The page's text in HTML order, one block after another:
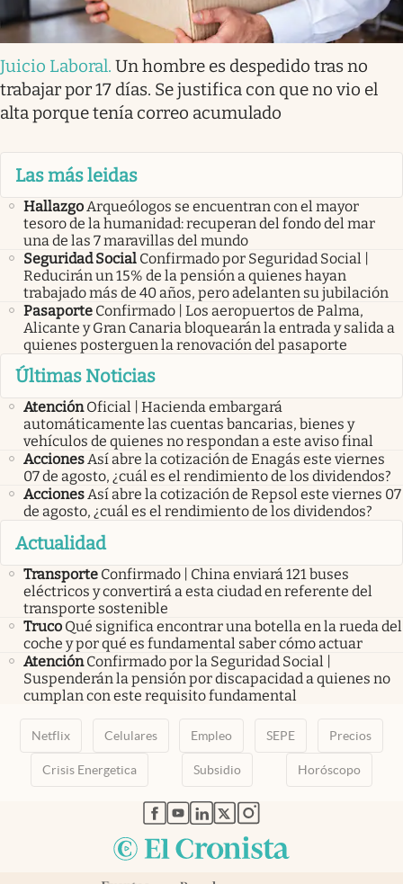
Juicio Laboral. Un hombre es despedido tras no
trabajar por 17 días. Se justifica con que no vio el
alta porque tenía correo acumulado
Las más leidas
HallazgoArqueólogos se encuentran con el mayor
tesoro de la humanidad: recuperan del fondo del mar
una de las 7 maravillas del mundo
Seguridad Social Confirmado por Seguridad Social |
Reducirán un 15% de la pensión a quienes hayan
trabajado más de 40 años, pero adelanten su jubilación
Pasaporte Confirmado | Los aeropuertos de Palma,
Alicante y Gran Canaria bloquearán la entrada y salida a
quienes posterguen la renovación del pasaporte
Últimas Noticias
Atención Oficial | Hacienda embargará
automáticamente las cuentas bancarias, bienes y
vehículos de quienes no respondan a este aviso final
AccionesAsí abre la cotización de Enagás este viernes
07 de agosto, ¿cuál es el rendimiento de los dividendos?
AccionesAsí abre la cotización de Repsol este viernes 07
de agosto, ¿cuál es el rendimiento de los dividendos?
Actualidad
Transporte Confirmado | China enviará 121 buses
eléctricos y convertirá a esta ciudad en referente del
transporte sostenible
Truco Qué significa encontrar una botella en la rueda del
coche y por qué es fundamental saber cómo actuar
Atención Confirmado por la Seguridad Social |
Suspenderán la pensión por discapacidad a quienes no
cumplan con este requisito fundamental
Netflix Celulares Empleo SEPE Precios
Crisis Energetica Subsidio Horóscopo
abre en nueva pestaña
abre en nueva pestaña
abre en nueva pestaña
abre en nueva pestaña
abre en nueva pestaña